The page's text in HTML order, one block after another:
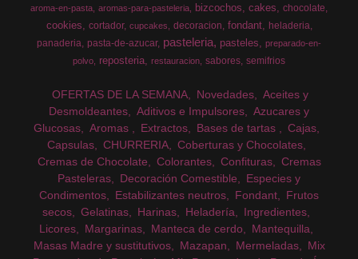
aroma-en-pasta aromas-para-pasteleria bizcochos cakes chocolate
cookies cortador cupcakes decoracion fondant
heladeria
panaderia pasta-de-azucar pasteleria pasteles
preparado-en-
polvo
reposteria restauracion sabores semifrios
OFERTAS DE LA SEMANA Novedades
Aceites y
Desmoldeantes
Aditivos e Impulsores
Azucares y
Glucosas
Aromas Extractos Bases de tartas
Cajas
Capsulas
CHURRERIA
Coberturas y Chocolates
Cremas de Chocolate
Colorantes Confituras
Cremas
Pasteleras
Decoración Comestible
Especies y
Condimentos
Estabilizantes neutros Fondant
Frutos
secos
Gelatinas Harinas Heladería
Ingredientes
Licores
Margarinas Manteca de cerdo
Mantequilla
Masas Madre y sustitutivos
Mazapan Mermeladas
Mix